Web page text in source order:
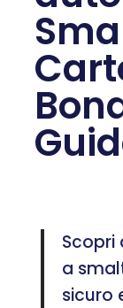
Scopri
a
sicuro